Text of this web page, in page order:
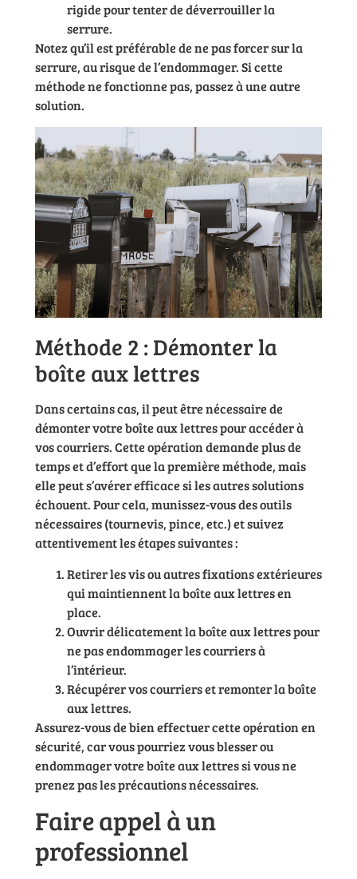
rigide pour tenter de déverrouiller la
serrure.
Notez qu’il est préférable de ne pas forcer sur la
serrure, au risque de l’endommager. Si cette
méthode ne fonctionne pas, passez à une autre
solution.
Méthode 2 : Démonter la
boîte aux lettres
Dans certains cas, il peut être nécessaire de
démonter votre boîte aux lettres pour accéder à
vos courriers. Cette opération demande plus de
temps et d’effort que la première méthode, mais
elle peut s’avérer efficace si les autres solutions
échouent. Pour cela, munissez-vous des outils
nécessaires (tournevis, pince, etc.) et suivez
attentivement les étapes suivantes :
Retirer les vis ou autres fixations extérieures
qui maintiennent la boîte aux lettres en
place.
Ouvrir délicatement la boîte aux lettres pour
ne pas endommager les courriers à
l’intérieur.
Récupérer vos courriers et remonter la boîte
aux lettres.
Assurez-vous de bien effectuer cette opération en
sécurité, car vous pourriez vous blesser ou
endommager votre boîte aux lettres si vous ne
prenez pas les précautions nécessaires.
Faire appel à un
professionnel